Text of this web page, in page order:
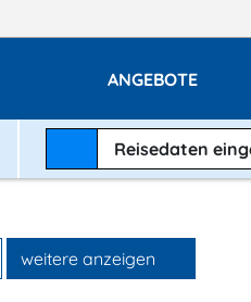
ANGEBOTE
Reisedaten
weitere anzeigen